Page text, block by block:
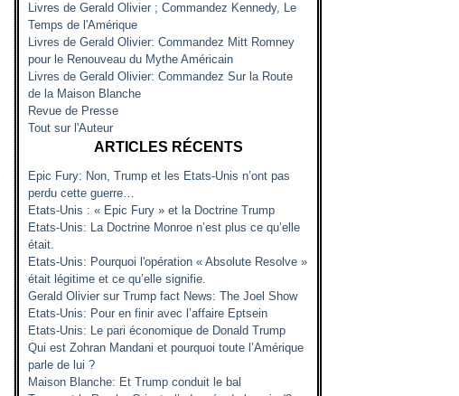
Livres de Gerald Olivier ; Commandez Kennedy, Le
Temps de l'Amérique
Livres de Gerald Olivier: Commandez Mitt Romney
pour le Renouveau du Mythe Américain
Livres de Gerald Olivier: Commandez Sur la Route
de la Maison Blanche
Revue de Presse
Tout sur l'Auteur
ARTICLES RÉCENTS
Epic Fury: Non, Trump et les Etats-Unis n’ont pas
perdu cette guerre…
Etats-Unis : « Epic Fury » et la Doctrine Trump
Etats-Unis: La Doctrine Monroe n’est plus ce qu’elle
était.
Etats-Unis: Pourquoi l'opération « Absolute Resolve »
était légitime et ce qu’elle signifie.
Gerald Olivier sur Trump fact News: The Joel Show
Etats-Unis: Pour en finir avec l’affaire Eptsein
Etats-Unis: Le pari économique de Donald Trump
Qui est Zohran Mandani et pourquoi toute l’Amérique
parle de lui ?
Maison Blanche: Et Trump conduit le bal